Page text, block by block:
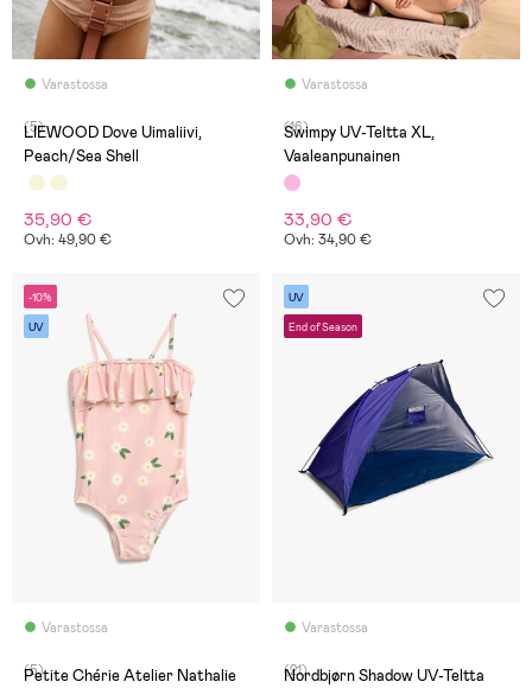
Varastossa
(5)
LIEWOOD Dove Uimaliivi,
Peach/Sea Shell
35,90 €
Ovh: 49,90 €
Varastossa
(16)
Swimpy UV-Teltta XL,
Vaaleanpunainen
33,90 €
Ovh: 34,90 €
-10%
UV
Varastossa
(5)
Petite Chérie Atelier Nathalie
UV
End of Season
Varastossa
(21)
Nordbjørn Shadow UV-Teltta